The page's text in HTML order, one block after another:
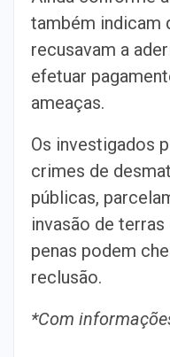
também indicam
recusavam a
efetuar
ameaças.
Os investigados
crimes de
públicas,
invasão de terras
penas podem
reclusão.
*Com